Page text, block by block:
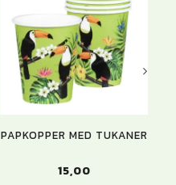
PAPKOPPER MED TUKANER
15,00